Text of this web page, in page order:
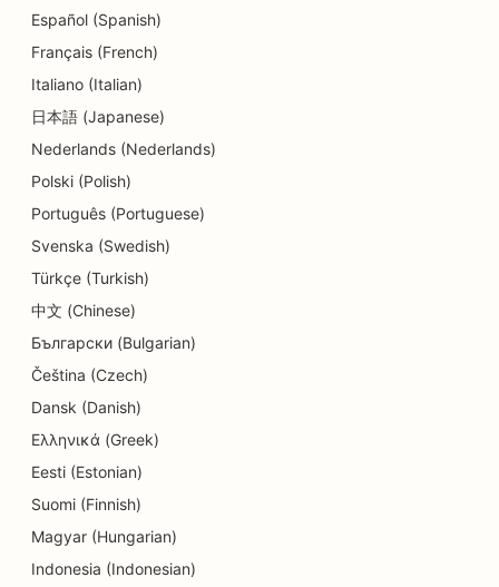
어린이집용 SEO
치과 병원을 위한 SEO
세부 상점용 SEO
컵케이크 가게를 위한 SEO
교육 및 보육 서비스를 위한 SEO
도넛 상점을 위한 SEO
전기 기술자를 위한 SEO
전자제품 매장을 위한 SEO
엔지니어링 기업을 위한 SEO
엔터테인먼트 및 레크리에이션을 위한 SEO
Español (Spanish)
Français (French)
Italiano (Italian)
日本語 (Japanese)
Nederlands (Nederlands)
Polski (Polish)
Português (Portuguese)
Svenska (Swedish)
Türkçe (Turkish)
中文 (Chinese)
Български (Bulgarian)
Čeština (Czech)
Dansk (Danish)
Ελληνικά (Greek)
Eesti (Estonian)
Suomi (Finnish)
Magyar (Hungarian)
Indonesia (Indonesian)